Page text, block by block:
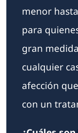
menor
para
gran
cualquier
afección
con un